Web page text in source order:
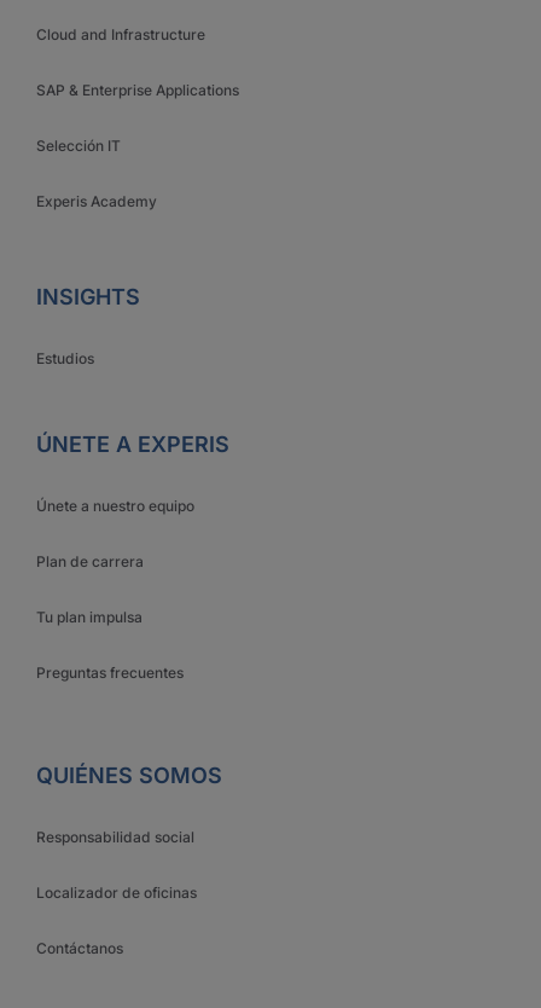
Cloud and Infrastructure
SAP & Enterprise Applications
Selección IT
Experis Academy
INSIGHTS
Estudios
ÚNETE A EXPERIS
Únete a nuestro equipo
Plan de carrera
Tu plan impulsa
Preguntas frecuentes
QUIÉNES SOMOS
Responsabilidad social
Localizador de oficinas
Contáctanos